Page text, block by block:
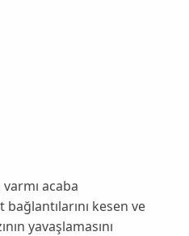
acaba
kesen ve
yavaşlamasını